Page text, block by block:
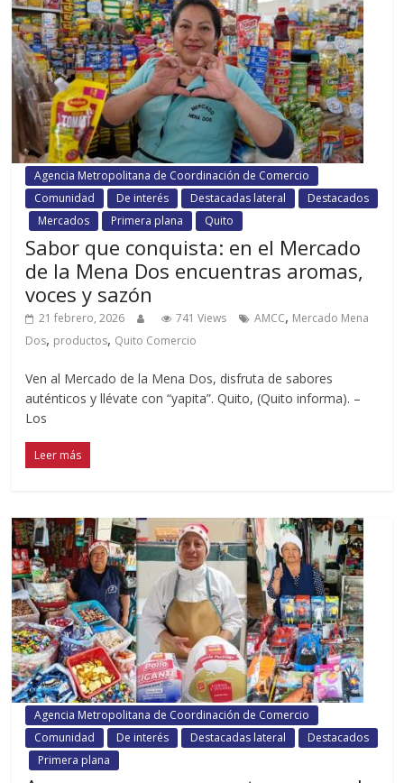
Agencia Metropolitana de Coordinación de Comercio
Comunidad
De interés Destacadas lateral
Destacados
Mercados
Primera plana Quito
Sabor que conquista: en el Mercado
de la Mena Dos encuentras aromas,
voces y sazón
21 febrero, 2026 741 Views AMCC, Mercado Mena
Dos, productos, Quito Comercio
Ven al Mercado de la Mena Dos, disfruta de sabores
auténticos y llévate con “yapita”. Quito, (Quito informa). –
Los
Leer más
Agencia Metropolitana de Coordinación de Comercio
Comunidad
De interés Destacadas lateral
Destacados
Primera plana